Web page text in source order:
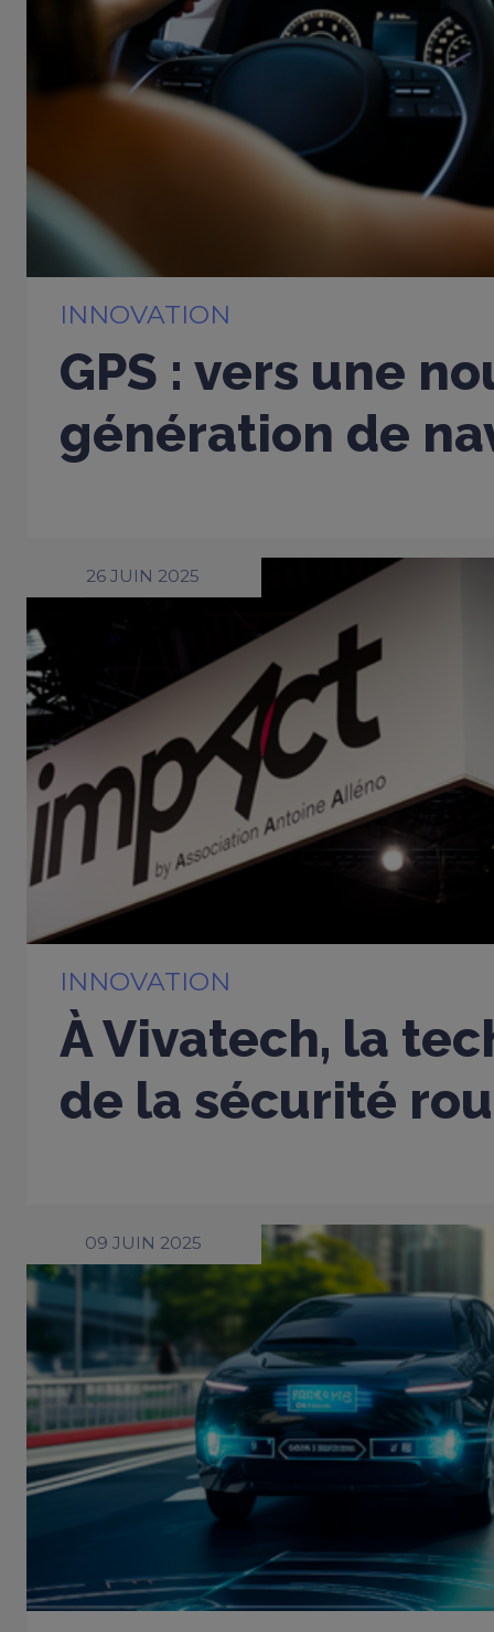
INNOVATION
GPS : vers une
génération de
26 JUIN 2025
INNOVATION
À Vivatech, la
de la sécurité
09 JUIN 2025